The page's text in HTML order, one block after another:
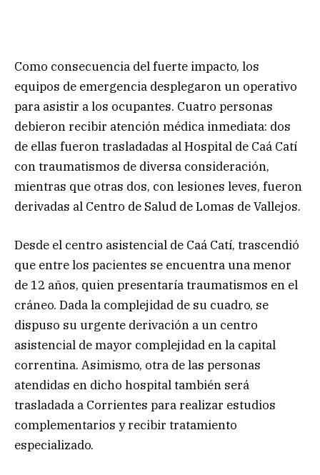
Como consecuencia del fuerte impacto, los
equipos de emergencia desplegaron un operativo
para asistir a los ocupantes. Cuatro personas
debieron recibir atención médica inmediata: dos
de ellas fueron trasladadas al Hospital de Caá Catí
con traumatismos de diversa consideración,
mientras que otras dos, con lesiones leves, fueron
derivadas al Centro de Salud de Lomas de Vallejos.
Desde el centro asistencial de Caá Catí, trascendió
que entre los pacientes se encuentra una menor
de 12 años, quien presentaría traumatismos en el
cráneo. Dada la complejidad de su cuadro, se
dispuso su urgente derivación a un centro
asistencial de mayor complejidad en la capital
correntina. Asimismo, otra de las personas
atendidas en dicho hospital también será
trasladada a Corrientes para realizar estudios
complementarios y recibir tratamiento
especializado.